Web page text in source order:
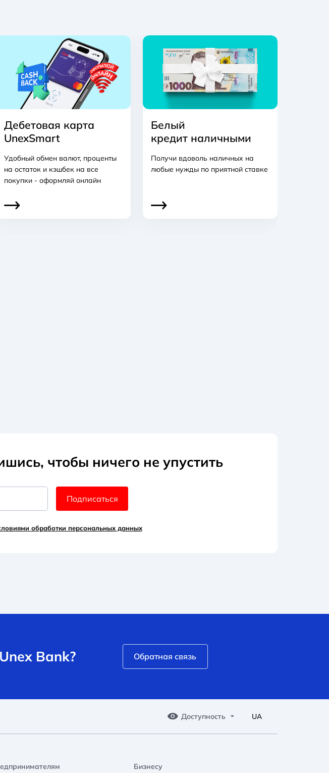
Дебетовая карта
UnexSmart
Удобный обмен валют, проценты
на остаток и кэшбек на все
покупки - оформляй онлайн
Белый
кредит наличными
Получи вдоволь наличных на
любые нужды по приятной ставке
чтобы ничего не упустить
Подписаться
обработки персональных данных
Bank? Обратная связь
Доступность UA
Бизнесу